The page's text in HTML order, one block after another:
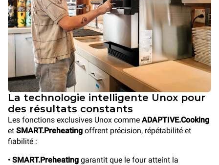
La technologie intelligente Unox pour
des résultats constants
Les fonctions exclusives Unox comme ADAPTIVE.Cooking
et SMART.Preheating offrent précision, répétabilité et
fiabilité :
• SMART.Preheating garantit que le four atteint la